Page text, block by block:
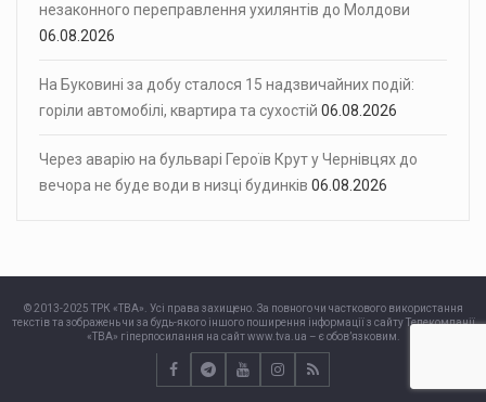
незаконного переправлення ухилянтів до Молдови
06.08.2026
На Буковині за добу сталося 15 надзвичайних подій:
горіли автомобілі, квартира та сухостій 06.08.2026
Через аварію на бульварі Героїв Крут у Чернівцях до
вечора не буде води в низці будинків 06.08.2026
© 2013-2025 ТРК «ТВА». Усі права захищено. За повного чи часткового використання
текстів та зображень чи за будь-якого іншого поширення інформації з сайту Телекомпанії
«ТВА» гіперпосилання на сайт www.tva.ua – є обов’язковим.